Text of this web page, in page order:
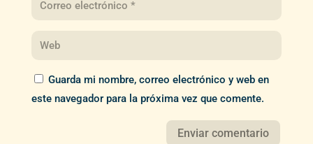
Guarda mi nombre, correo electrónico y web en
este navegador para la próxima vez que comente.